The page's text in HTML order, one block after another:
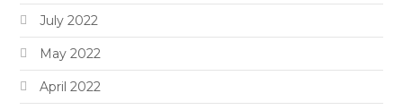
July 2022
May 2022
April 2022